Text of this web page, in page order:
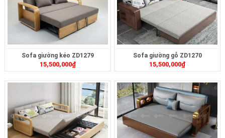
Sofa giường kéo ZD1279
15,500,000₫
Sofa giường gỗ ZD1270
15,500,000₫